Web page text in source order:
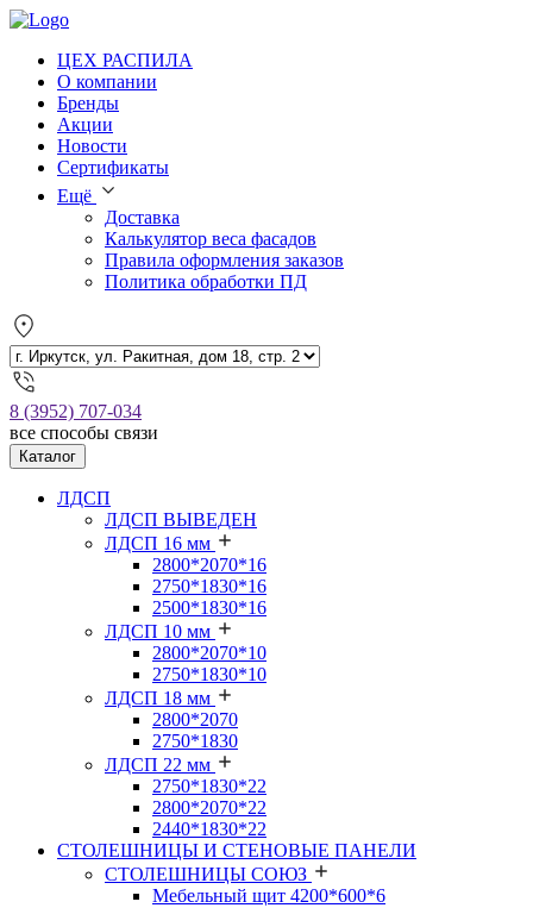
ЦЕХ РАСПИЛА
О компании
Бренды
Акции
Новости
Сертификаты
Ещё
Доставка
Калькулятор веса фасадов
Правила оформления заказов
Политика обработки ПД
8 (3952) 707-034
все способы связи
Каталог
ЛДСП
ЛДСП ВЫВЕДЕН
ЛДСП 16 мм
2800*2070*16
2750*1830*16
2500*1830*16
ЛДСП 10 мм
2800*2070*10
2750*1830*10
ЛДСП 18 мм
2800*2070
2750*1830
ЛДСП 22 мм
2750*1830*22
2800*2070*22
2440*1830*22
СТОЛЕШНИЦЫ И СТЕНОВЫЕ ПАНЕЛИ
СТОЛЕШНИЦЫ СОЮЗ
Мебельный щит 4200*600*6